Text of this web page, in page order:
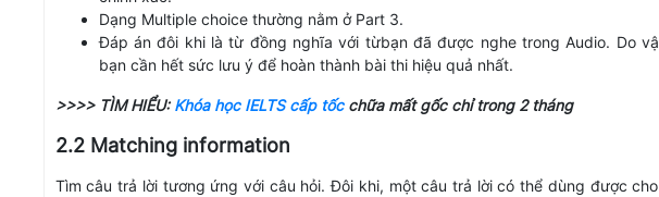
Dạng Multiple choice thường nằm ở Part 3.
Đáp án đôi khi là từ đồng nghĩa với từbạn đã được nghe trong Audio. Do
bạn cần hết sức lưu ý để hoàn thành bài thi hiệu quả nhất.
>>>> TÌM HIỂU:Khóa học IELTS cấp tốcchữa mất gốc chỉ trong 2 tháng
2.2 Matching information
Tìm câu trả lời tương ứng với câu hỏi. Đôi khi, một câu trả lời có thể dùng được